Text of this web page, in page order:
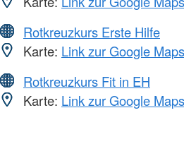
Rotkreuzkurs Erste Hilfe
Karte: Link zur Google
Rotkreuzkurs Fit in EH
Karte: Link zur Google